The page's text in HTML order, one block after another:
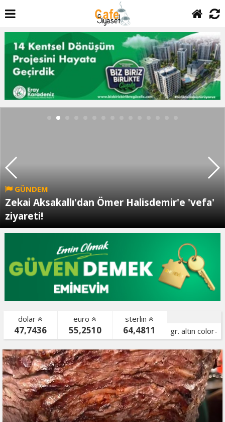
GÜNDEM
Zekai Aksakallı'dan Ömer Halisdemir'e 'vefa'
ziyareti!
dolar
47,7436
euro
55,2510
sterlin
64,4811
gr. altın color-
bist color-